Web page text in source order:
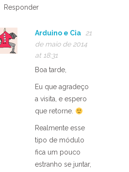
Responder
Arduino e Cia
21
de maio de 2014
at 18:31
Boa tarde,
Eu que agradeço
a visita, e espero
que retorne.
Realmente esse
tipo de módulo
fica um pouco
estranho se juntar,